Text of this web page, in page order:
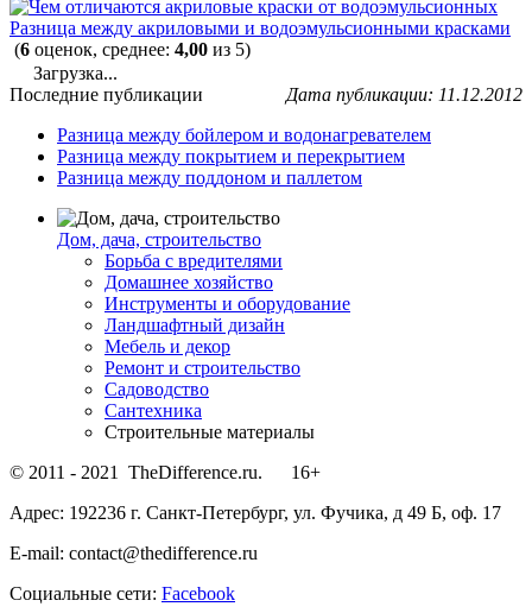
Разница между акриловыми и водоэмульсионными красками
(6 оценок, среднее: 4,00 из 5)
Загрузка...
Дата публикации: 11.12.2012
Последние публикации
Разница между бойлером и водонагревателем
Разница между покрытием и перекрытием
Разница между поддоном и паллетом
Дом, дача, строительство
Борьба с вредителями
Домашнее хозяйство
Инструменты и оборудование
Ландшафтный дизайн
Мебель и декор
Ремонт и строительство
Садоводство
Сантехника
Строительные материалы
© 2011 - 2021 TheDifference.ru. 16+
Адрес: 192236 г. Санкт-Петербург, ул. Фучика, д 49 Б, оф. 17
E-mail: contact@thedifference.ru
Социальные сети: Facebook